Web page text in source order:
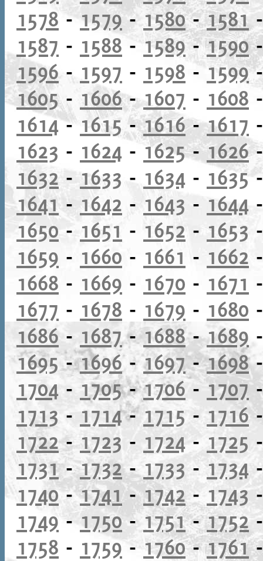
1578 -1579- 1580-1581
1587 - 1588 -1589-1590
1596- 1597 - 1598 - 1599
1605- 1606-1607 - 1608
1614- 1615-1616-1617
1623 - 1624 - 1625-1626
1632-1633 - 1634 - 1635
1641- 1642 - 1643 - 1644
1650 - 1651 - 1652 - 1653
1659 - 1660 - 1661 - 1662
1668 - 1669 - 1670 - 1671
1677 - 1678 - 1679 - 1680
1686- 1687-1688-1689
1695-1696-1697-1698
1704 - 1705-1706-1707
1713 - 1714-1715- 1716
1722-1723 - 1724- 1725
1731-1732-1733- 1734
1740-1741-1742- 1743
1749-1750- 1751-1752
1758 - 1759-1760-1761